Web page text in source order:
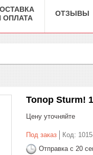
ОПЛАТА
ОТЗЫВЫ
Топор Sturm!
Цену уточняйте
Под заказ Код:
Отправка с 20